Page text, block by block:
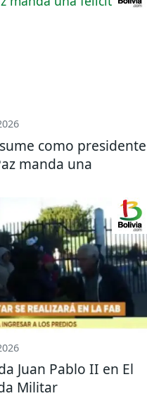
como presidente
manda una
Juan Pablo II en El
Militar